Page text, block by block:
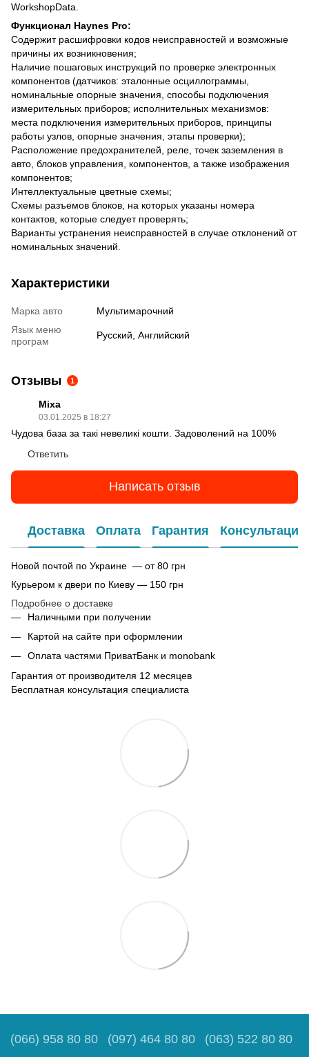
WorkshopData.
Функционал Haynes Pro:
Содержит расшифровки кодов неисправностей и возможные
причины их возникновения;
Наличие пошаговых инструкций по проверке электронных
компонентов (датчиков: эталонные осциллограммы,
номинальные опорные значения, способы подключения
измерительных приборов; исполнительных механизмов:
места подключения измерительных приборов, принципы
работы узлов, опорные значения, этапы проверки);
Расположение предохранителей, реле, точек заземления в
авто, блоков управления, компонентов, а также изображения
компонентов;
Интеллектуальные цветные схемы;
Схемы разъемов блоков, на которых указаны номера
контактов, которые следует проверять;
Варианты устранения неисправностей в случае отклонений от
номинальных значений.
Характеристики
Марка авто
Мультимарочний
Язык меню
програм
Русский, Английский
Отзывы 1
Міха
03.01.2025 в 18:27
Чудова база за такі невеликі кошти. Задоволений на 100%
Ответить
Написать отзыв
Доставка Оплата Гарантия Консультация
Новой почтой по Украине — от 80 грн
Курьером к двери по Киеву — 150 грн
Подробнее о доставке
Наличными при получении
Картой на сайте при оформлении
Оплата частями ПриватБанк и monobank
Гарантия от производителя 12 месяцев
Бесплатная консультация специалиста
(066) 958 80 80 (097) 464 80 80 (063) 522 80 80